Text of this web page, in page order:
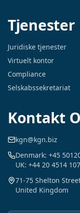
Tjenester
Juridiske tjenester
Virtuelt kontor
Compliance
Selskabssekretariat
Kontakt
kgn@kgn.biz
Denmark: +45
UK: +44 20 4514
71-75 Shelton
United Kingdom